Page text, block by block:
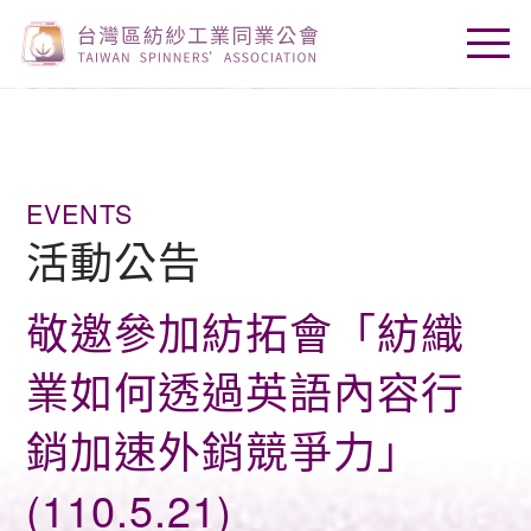
EVENTS
活動公告
敬邀參加紡拓會「紡織
業如何透過英語內容行
銷加速外銷競爭力」
(110.5.21)